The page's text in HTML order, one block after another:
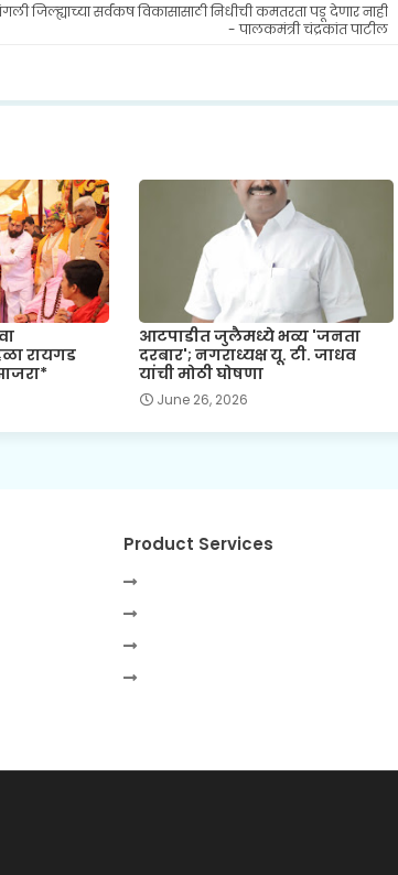
जिल्ह्याच्या सर्वंकष विकासासाठी निधीची कमतरता पडू देणार नाही
- पालकमंत्री चंद्रकांत पाटील
रायगड
आटपाडीत जुलैमध्ये भव्य 'जनता
दरबार'; नगराध्यक्ष यू. टी. जाधव
यांची मोठी घोषणा
June 26, 2026
Product Services